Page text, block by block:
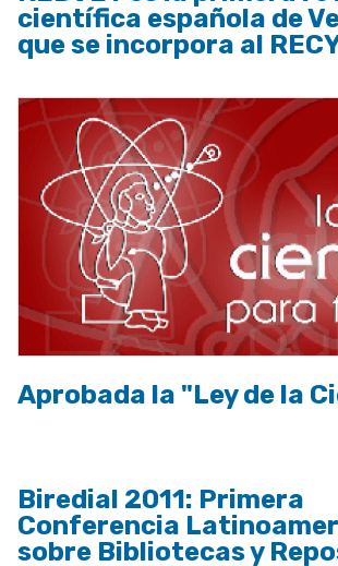
científica española de
que se incorpora al
Aprobada la "Ley de la
Biredial 2011: Primera
Conferencia
sobre Bibliotecas y